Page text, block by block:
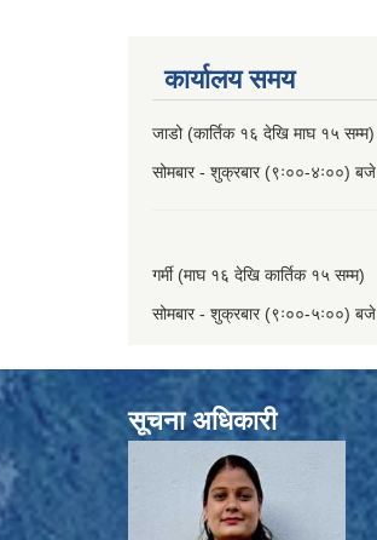
कार्यालय समय
जाडो (कार्तिक १६ देखि माघ १५ सम्म)
सोमबार - शुक्रबार (९ः००-४ः००) बजे
गर्मी (माघ १६ देखि कार्तिक १५ सम्म)
सोमबार - शुक्रबार (९ः००-५ः००) बजे
सूचना अधिकारी